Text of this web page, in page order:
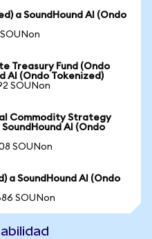
a SoundHound AI (Ondo
Treasury Fund (Ondo
AI (Ondo Tokenized)
SOUNon
Commodity Strategy
AI (Ondo
SOUNon
a SoundHound AI (Ondo
SOUNon